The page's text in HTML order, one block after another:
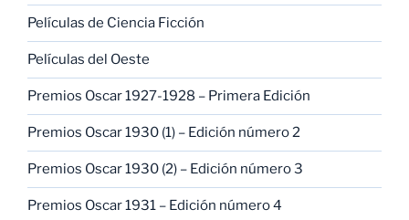
Películas de Ciencia Ficción
Películas del Oeste
Premios Oscar 1927-1928 – Primera Edición
Premios Oscar 1930 (1) – Edición número 2
Premios Oscar 1930 (2) – Edición número 3
Premios Oscar 1931 – Edición número 4